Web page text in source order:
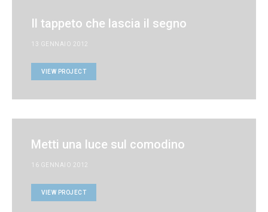
Il tappeto che lascia il segno
13 GENNAIO 2012
VIEW PROJECT
Metti una luce sul comodino
16 GENNAIO 2012
VIEW PROJECT